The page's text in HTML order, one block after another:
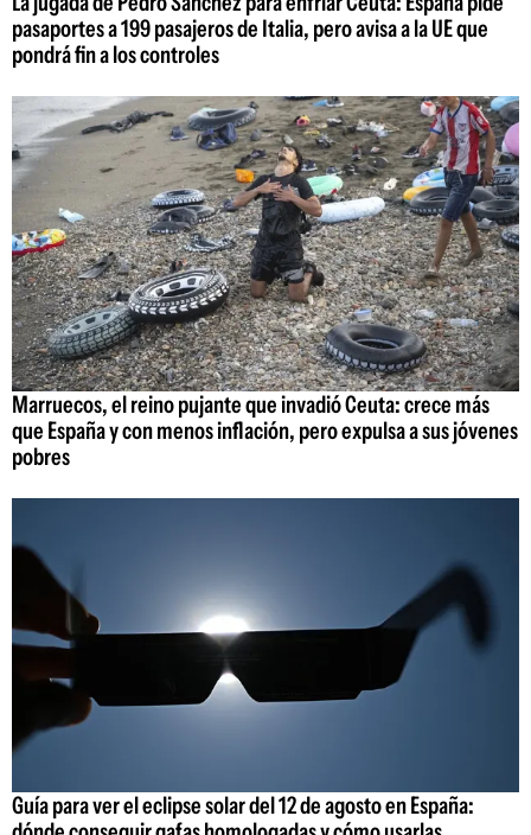
pasaportes a 199 pasajeros de Italia, pero avisa a la UE que
pondrá fin a los controles
Marruecos, el reino pujante que invadió Ceuta: crece más
que España y con menos inflación, pero expulsa a sus jóvenes
pobres
Guía para ver el eclipse solar del 12 de agosto en España: